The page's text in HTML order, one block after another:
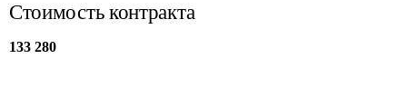
Стоимость контракта
133 280